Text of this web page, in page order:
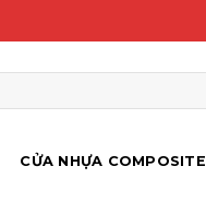
CỬA NHỰA COMPOSITE